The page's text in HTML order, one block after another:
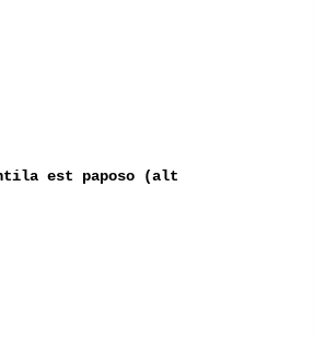
est paposo (alt